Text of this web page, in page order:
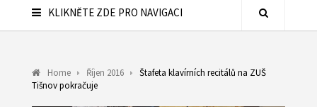
KLIKNĚTE ZDE PRO NAVIGACI
Home Říjen 2016
Štafeta klavírních recitálů na ZUŠ
Tišnov pokračuje